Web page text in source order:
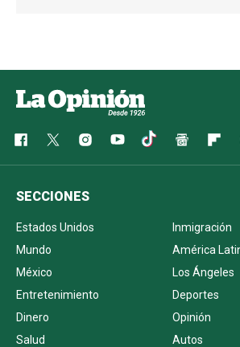
SECCIONES
Estados Unidos
Inmigración
Mundo
América
México
Los Ángeles
Entretenimiento
Deportes
Dinero
Opinión
Salud
Autos